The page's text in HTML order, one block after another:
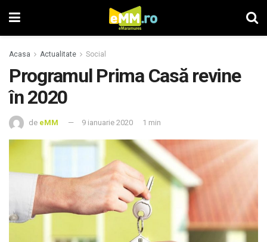
Acasa Actualitate Social
Programul Prima Casă revine
în 2020
de eMM 9 ianuarie 2020 1 min